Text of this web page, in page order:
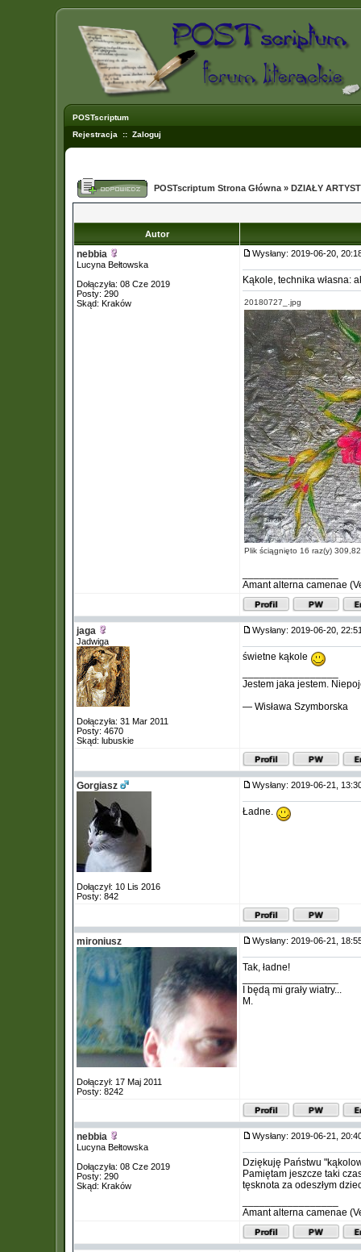
POSTscriptum
Rejestracja :: Zaloguj
POSTscriptum Strona Główna » DZIAŁY
Autor
nebbia
Lucyna Bełtowska
Dołączyła: 08 Cze 2019
Posty: 290
Skąd: Kraków
Wysłany: 2019-06-20,
Kąkole, technika własna:
20180727_.jpg
Plik ściągnięto 16 raz(y)
Amant alterna camenae
jaga
Jadwiga
Dołączyła: 31 Mar 2011
Posty: 4670
Skąd: lubuskie
Wysłany: 2019-06-20,
świetne kąkole
Jestem jaka jestem.
— Wisława Szymborska
Gorgiasz
Dołączył: 10 Lis 2016
Posty: 842
Wysłany: 2019-06-21,
Ładne.
mironiusz
Dołączył: 17 Maj 2011
Posty: 8242
Wysłany: 2019-06-21,
Tak, ładne!
I będą mi grały wiatry...
M.
nebbia
Lucyna Bełtowska
Dołączyła: 08 Cze 2019
Posty: 290
Skąd: Kraków
Wysłany: 2019-06-21,
Dziękuję Państwu
Pamiętam jeszcze taki
tęsknota za odeszłym
Amant alterna camenae